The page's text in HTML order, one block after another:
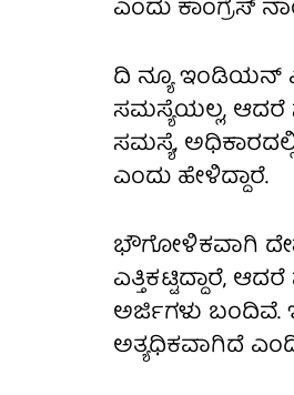
ಎಂದು ಕಾಂಗ್ರೆಸ್
ದಿ ನ್ಯೂ ಇಂಡಿಯನ್
ಸಮಸ್ಯೆಯಲ್ಲ, ಆದರೆ
ಸಮಸ್ಯೆ,
ಎಂದು ಹೇಳಿದ್ದಾರೆ.
ಭೌಗೋಳಿಕವಾಗಿ ದೇಶ
ಎತ್ತಿಕಟ್ಟಿದ್ದಾರೆ,
ಅರ್ಜಿಗಳು ಬಂದಿವೆ.
ಅತ್ಯಧಿಕವಾಗಿದೆ